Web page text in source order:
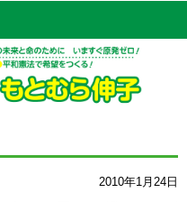
2010年1月24日